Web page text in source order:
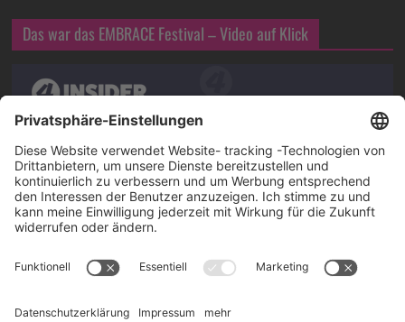
Das war das EMBRACE Festival – Video auf Klick